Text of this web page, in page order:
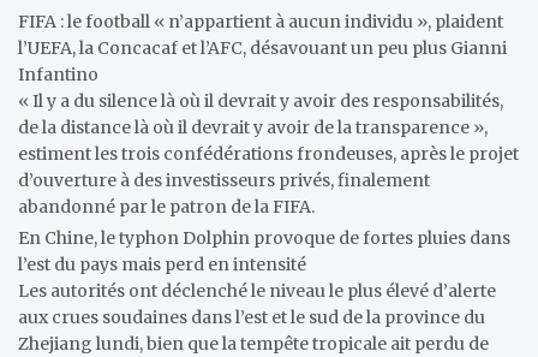
FIFA : le football « n’appartient à aucun individu », plaident
l’UEFA, la Concacaf et l’AFC, désavouant un peu plus Gianni
Infantino
« Il y a du silence là où il devrait y avoir des responsabilités,
de la distance là où il devrait y avoir de la transparence »,
estiment les trois confédérations frondeuses, après le projet
d’ouverture à des investisseurs privés, finalement
abandonné par le patron de la FIFA.
En Chine, le typhon Dolphin provoque de fortes pluies dans
l’est du pays mais perd en intensité
Les autorités ont déclenché le niveau le plus élevé d’alerte
aux crues soudaines dans l’est et le sud de la province du
Zhejiang lundi, bien que la tempête tropicale ait perdu de